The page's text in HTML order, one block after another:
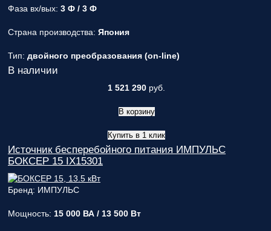
Фаза вх/вых: 3 Ф / 3 Ф
Страна производства: Япония
Тип: двойного преобразования (on-line)
В наличии
1 521 290 руб.
В корзину
Купить в 1 клик
Источник бесперебойного питания ИМПУЛЬС
БОКСЕР 15 IX15301
Бренд: ИМПУЛЬС
Мощность: 15 000 ВА / 13 500 Вт